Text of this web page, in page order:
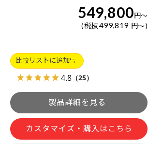
549,800円～
税抜 499,819 円～
比較リストに追加
4.8 （25）
カスタマイズ・購入はこちら